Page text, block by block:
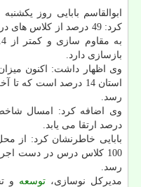
ابوالقاسم بابایی روز
كرد: 49 درصد از كلاس
بازسازی دارد.
وی اظهار داشت: اكنون
رسد.
وی اضافه كرد: امسال
درصد ارتقا می یابد.
بابایی خاطرنشان كرد: از
100 كلاس درس در دست
رسد.
مدیركل نوسازی، توسعه و